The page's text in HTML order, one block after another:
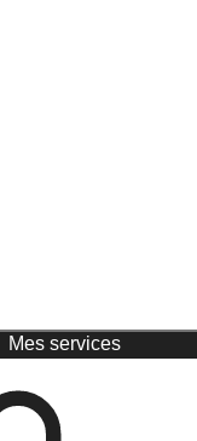
Mes services